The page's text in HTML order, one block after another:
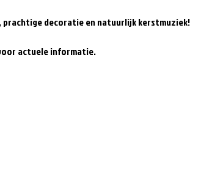
decoratie en natuurlijk kerstmuziek!
actuele informatie.